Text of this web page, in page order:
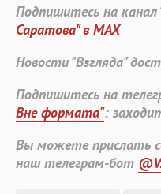
Подпишитесь на канал
Саратова" в MAX
Новости "Взгляда"
Подпишитесь на
Вне формата":
Вы можете прислать
наш телеграм-бот